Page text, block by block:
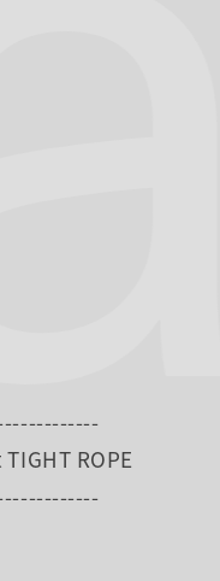
ROPE